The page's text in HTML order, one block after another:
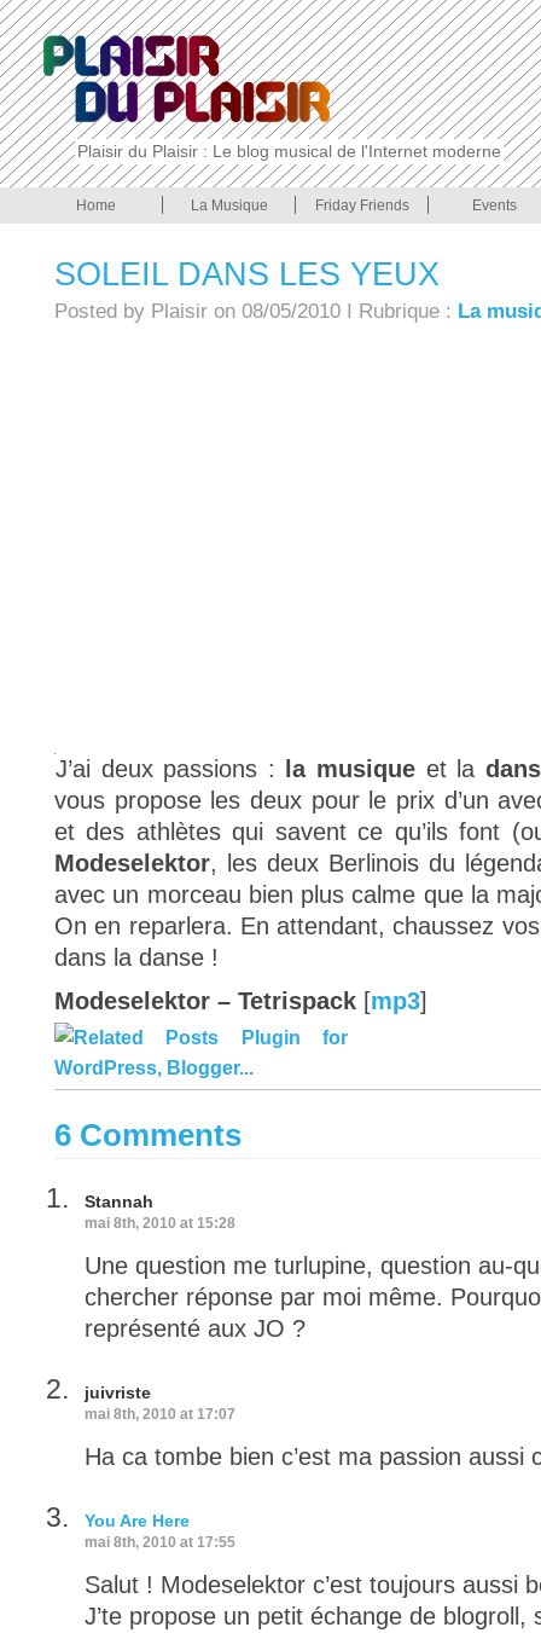
Plaisir du Plaisir : Le blog musical de l'Internet moderne
Home La Musique Friday Friends Events
SOLEIL DANS LES YEUX
Posted by Plaisir on 08/05/2010 I Rubrique : La
J’ai deux passions : la musique et la
vous propose les deux pour le prix d’un
et des athlètes qui savent ce qu’ils font
Modeselektor, les deux Berlinois du
avec un morceau bien plus calme que la
On en reparlera. En attendant, chaussez
dans la danse !
Modeselektor – Tetrispack [mp3]
6 Comments
Stannah
mai 8th, 2010 at 15:28
Une question me turlupine, question au-
chercher réponse par moi même.
représenté aux JO ?
juivriste
mai 8th, 2010 at 17:07
Ha ca tombe bien c’est ma passion aussi
You Are Here
mai 8th, 2010 at 17:55
Salut ! Modeselektor c’est toujours aussi
J’te propose un petit échange de blogroll,